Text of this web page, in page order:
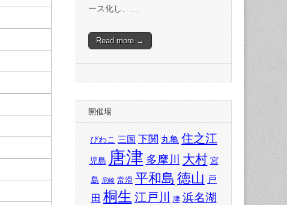
ース化し、…
Read more →
開催場
びわこ 三国 下関 丸亀 住之江
児島 唐津 多摩川 大村 宮
島 尼崎 常滑 平和島 徳山 戸
田 桐生 江戸川 津 浜名湖